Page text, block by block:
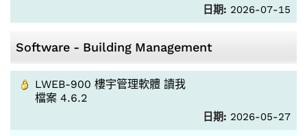
日期: 2026-07-15
Software - Building Management
LWEB-900 樓宇管理軟體 讀我
檔案 4.6.2
日期: 2026-05-27